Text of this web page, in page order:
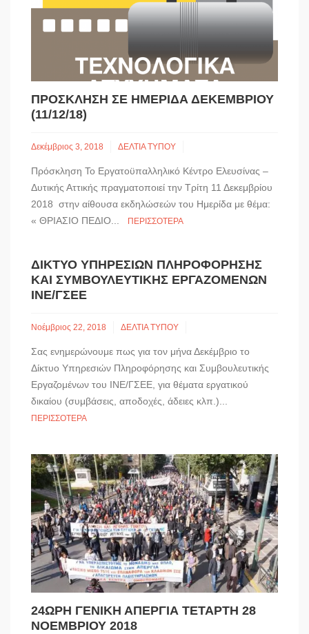
ΠΡΟΣΚΛΗΣΗ ΣΕ ΗΜΕΡΙΔΑ ΔΕΚΕΜΒΡΙΟΥ
(11/12/18)
Δεκέμβριος 3, 2018 ΔΕΛΤΙΑ ΤΥΠΟΥ
Πρόσκληση Το Εργατοϋπαλληλικό Κέντρο Ελευσίνας –
Δυτικής Αττικής πραγματοποιεί την Τρίτη 11 Δεκεμβρίου
2018 στην αίθουσα εκδηλώσεών του Ημερίδα με θέμα:
« ΘΡΙΑΣΙΟ ΠΕΔΙΟ...
ΠΕΡΙΣΣΌΤΕΡΑ
ΔΊΚΤΥΟ ΥΠΗΡΕΣΙΏΝ ΠΛΗΡΟΦΌΡΗΣΗΣ
ΚΑΙ ΣΥΜΒΟΥΛΕΥΤΙΚΉΣ ΕΡΓΑΖΟΜΈΝΩΝ
ΙΝΕ/ΓΣΕΕ
Νοέμβριος 22, 2018 ΔΕΛΤΙΑ ΤΥΠΟΥ
Σας ενημερώνουμε πως για τον μήνα Δεκέμβριο το
Δίκτυο Υπηρεσιών Πληροφόρησης και Συμβουλευτικής
Εργαζομένων του ΙΝΕ/ΓΣΕΕ, για θέματα εργατικού
δικαίου (συμβάσεις, αποδοχές, άδειες κλπ.)...
ΠΕΡΙΣΣΌΤΕΡΑ
24ΩΡΗ ΓΕΝΙΚΗ ΑΠΕΡΓΙΑ ΤΕΤΑΡΤΗ 28
ΝΟΕΜΒΡΙΟΥ 2018